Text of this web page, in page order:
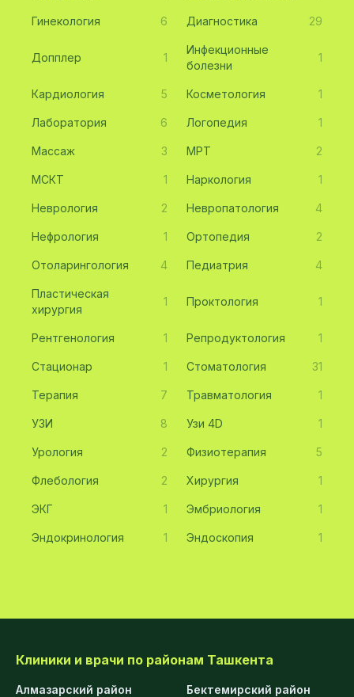
Гинекология 6 Диагностика 29
Допплер 1
Инфекционные
болезни
1
Кардиология 5 Косметология 1
Лаборатория 6 Логопедия 1
Массаж 3 МРТ 2
МСКТ 1 Наркология 1
Неврология 2 Невропатология 4
Нефрология 1 Ортопедия 2
Отоларингология 4 Педиатрия 4
Пластическая
хирургия
1 Проктология 1
Рентгенология 1 Репродуктология 1
Стационар 1 Стоматология 31
Терапия 7 Травматология 1
УЗИ 8 Узи 4D 1
Урология 2 Физиотерапия 5
Флебология 2 Хирургия 1
ЭКГ 1 Эмбриология 1
Эндокринология 1 Эндоскопия 1
Клиники и врачи по районам Ташкента
Алмазарский район
Бектемирский район